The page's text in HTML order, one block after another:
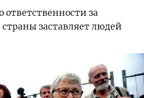
ответственности за
заставляет людей